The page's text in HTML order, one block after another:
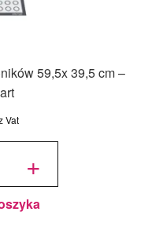
59,5x 39,5 cm –
Vat
+